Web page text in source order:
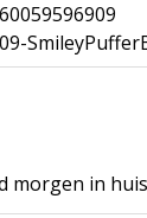
morgen in huis